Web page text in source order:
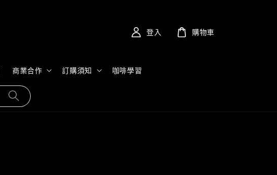
商業合作 訂購須知 咖啡學習
登入 購物車